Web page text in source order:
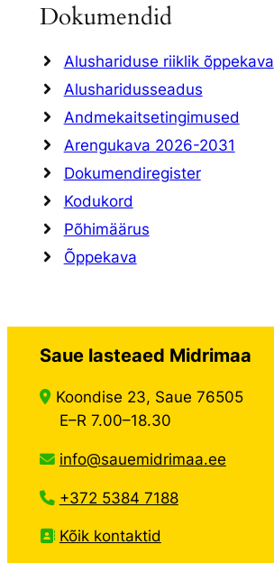
Dokumendid
Alushariduse riiklik õppekava
Alusharidusseadus
Andmekaitsetingimused
Arengukava 2026-2031
Dokumendiregister
Kodukord
Põhimäärus
Õppekava
Saue lasteaed Midrimaa
Koondise 23, Saue 76505
E–R 7.00–18.30
info@sauemidrimaa.ee
+372 5384 7188
Kõik kontaktid